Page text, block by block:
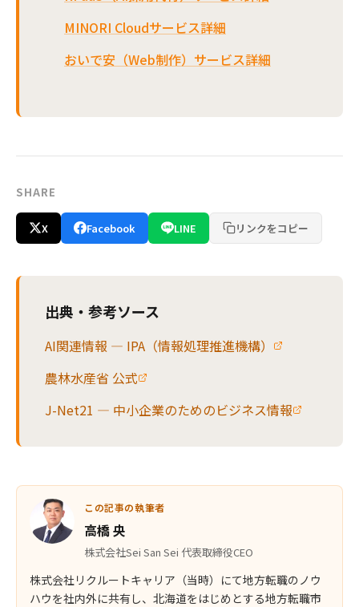
MINORI Cloudサービス詳細
おいで安（Web制作）サービス詳細
SHARE
X Facebook LINE リンクをコピー
出典・参考ソース
AI関連情報 — IPA（情報処理推進機構）
農林水産省 公式
J-Net21 — 中小企業のためのビジネス情報
この記事の執筆者
高橋 央
株式会社Sei San Sei 代表取締役CEO
株式会社リクルートキャリア（当時）にて地方転職のノウ
ハウを社内外に共有し、北海道をはじめとする地方転職市